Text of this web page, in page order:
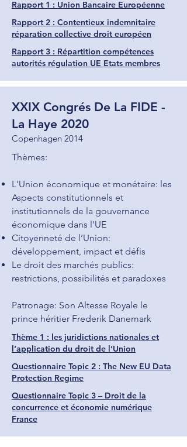
Rapport 1 : Union Bancaire Européenne
Rapport 2 : Contentieux indemnitaire
réparation collective droit européen
Rapport 3 : Répartition compétences
autorités régulation UE Etats membres
XXIX Congrés De La FIDE -
La Haye 2020
Copenhagen 2014
Thèmes:
L'Union économique et monétaire: les
Aspects constitutionnels et
institutionnels de la gouvernance
économique dans l'UE
Citoyenneté de l’Union:
développement, impact et défis
Le droit des marchés publics:
restrictions, possibilités et paradoxes
Patronage: Son Altesse Royale le
prince héritier Frederik Danemark
Thème 1 : les juridictions nationales et
l’application du droit de l’Union
Questionnaire Topic 2 : The New EU Data
Protection Regime
Questionnaire Topic 3 – Droit de la
concurrence et économie numérique
France